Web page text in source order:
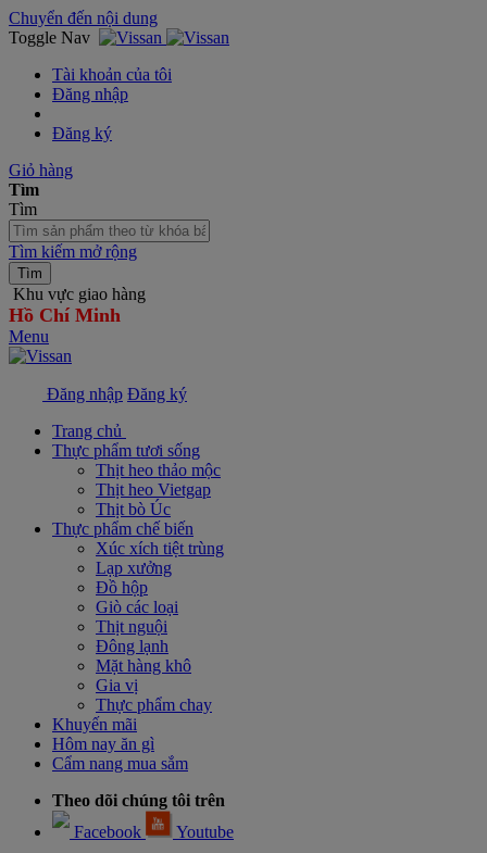
Chuyển đến nội dung
Toggle Nav
Tài khoản của tôi
Đăng nhập
Đăng ký
Giỏ hàng
Tìm
Tìm
Tìm kiếm mở rộng
Tìm
Khu vực giao hàng
Hồ Chí Minh
Menu
Đăng nhập Đăng ký
Trang chủ
Thực phẩm tươi sống
Thịt heo thảo mộc
Thịt heo Vietgap
Thịt bò Úc
Thực phẩm chế biến
Xúc xích tiệt trùng
Lạp xưởng
Đồ hộp
Giò các loại
Thịt nguội
Đông lạnh
Mặt hàng khô
Gia vị
Thực phẩm chay
Khuyến mãi
Hôm nay ăn gì
Cẩm nang mua sắm
Theo dõi chúng tôi trên
Facebook
Youtube